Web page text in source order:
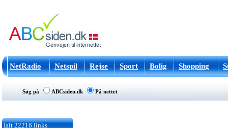
NetRadio Netspil Rejse Sport Bolig Shopping
Søg på ABCsiden.dk På nettet
Ialt 22216 links